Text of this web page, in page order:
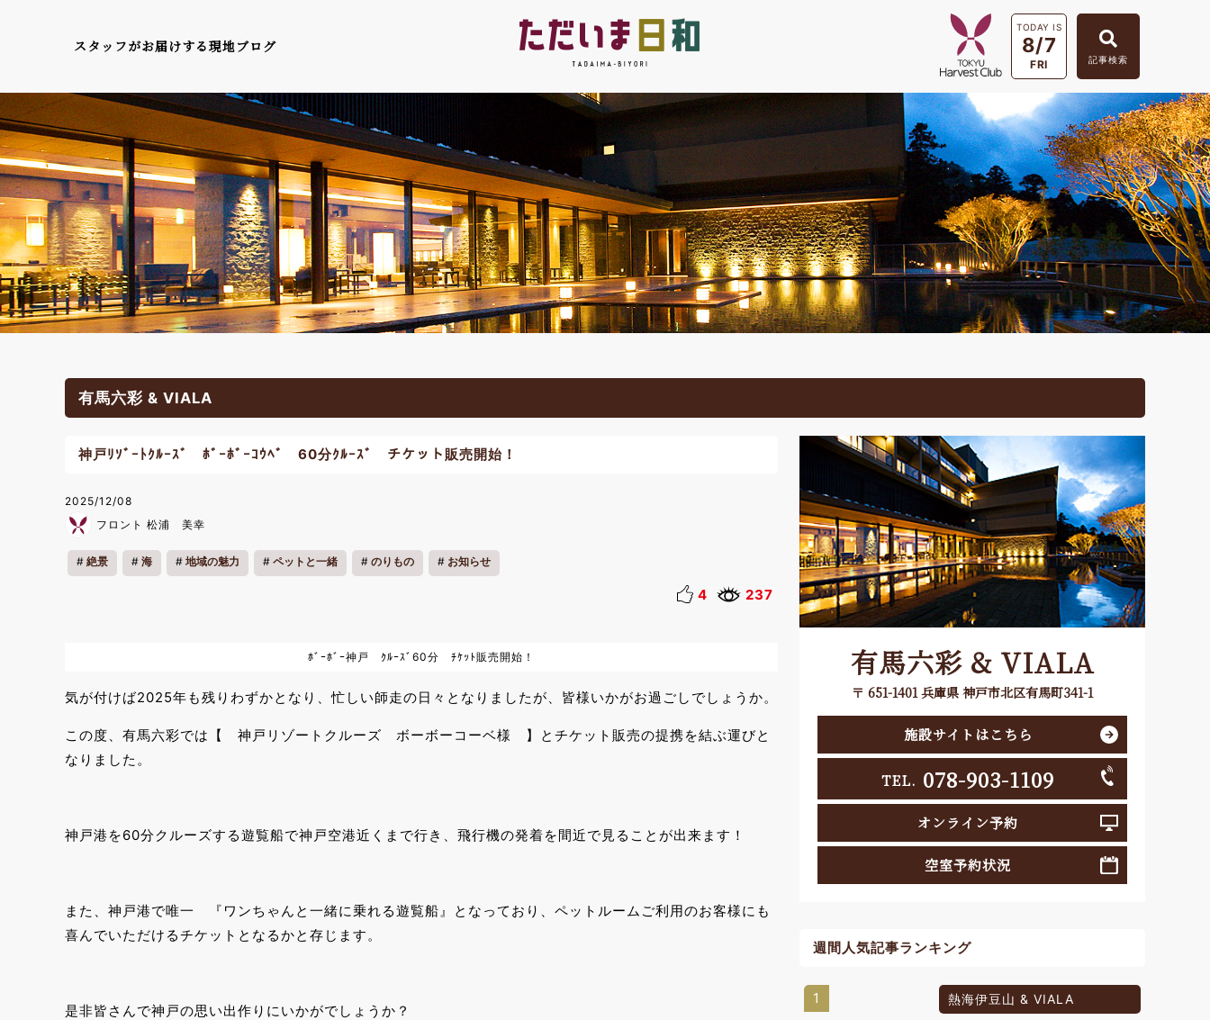
スタッフがお届けする現地ブログ
TODAY IS
8/7
FRI 記事検索
有馬六彩 & VIALA
神戸ﾘｿﾞｰﾄｸﾙｰｽﾞ ﾎﾞｰﾎﾞｰｺｳﾍﾞ 60分ｸﾙｰｽﾞ チケット販売開始！
2025/12/08
フロント 松浦 美幸
絶景 海 地域の魅力 ペットと一緒 のりもの お知らせ
4 237
ﾎﾞｰﾎﾞｰ神戸 ｸﾙｰｽﾞ60分 ﾁｹｯﾄ販売開始！
気が付けば2025年も残りわずかとなり、忙しい師走の日々となりましたが、皆様いかがお過ごしでしょうか。
この度、有馬六彩では【 神戸リゾートクルーズ ボーボーコーベ様 】とチケット販売の提携を結ぶ運びと
なりました。
神戸港を60分クルーズする遊覧船で神戸空港近くまで行き、飛行機の発着を間近で見ることが出来ます！
また、神戸港で唯一 『ワンちゃんと一緒に乗れる遊覧船』となっており、ペットルームご利用のお客様にも
喜んでいただけるチケットとなるかと存じます。
是非皆さんで神戸の思い出作りにいかがでしょうか？
有馬六彩 & VIALA
〒 651-1401 兵庫県 神戸市北区有馬町341-1
施設サイトはこちら
TEL. 078-903-1109
オンライン予約
空室予約状況
週間人気記事ランキング
1 熱海伊豆山 & VIALA